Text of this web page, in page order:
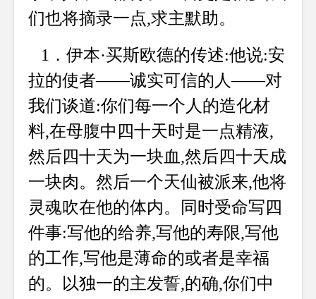
们也将摘录一点,求主默助。
1．伊本·买斯欧德的传述:他说:安
拉的使者——诚实可信的人——对
我们谈道:你们每一个人的造化材
料,在母腹中四十天时是一点精液,
然后四十天为一块血,然后四十天成
一块肉。然后一个天仙被派来,他将
灵魂吹在他的体内。同时受命写四
件事:写他的给养,写他的寿限,写他
的工作,写他是薄命的或者是幸福
的。以独一的主发誓,的确,你们中